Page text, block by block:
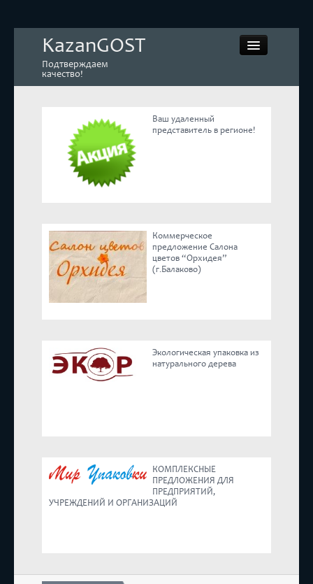
KazanGOST
Подтверждаем
качество!
Контрольная закупка
Дегустации. Экспертиза
Экспертное мнение
Корпоративные блоги
Предложения
Ваш удаленный
представитель в регионе!
Коммерческое
предложение Салона
цветов “Орхидея”
(г.Балаково)
Экологическая упаковка из
натурального дерева
КОМПЛЕКСНЫЕ
ПРЕДЛОЖЕНИЯ ДЛЯ
ПРЕДПРИЯТИЙ,
УЧРЕЖДЕНИЙ И ОРГАНИЗАЦИЙ